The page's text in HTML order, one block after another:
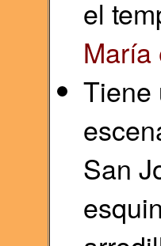
el
María
Tiene
San